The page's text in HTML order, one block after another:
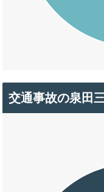
交通事故の泉田